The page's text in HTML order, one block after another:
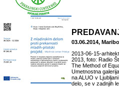
03.06.2014,
2013-06-15-
2013, foto: Radio
The Method of
Umetnostna
na ALUO v
delo, se v zadnjih